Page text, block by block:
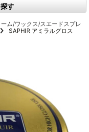
す
ーム/ワックス/スエードスプレ
SAPHIR アミラルグロス